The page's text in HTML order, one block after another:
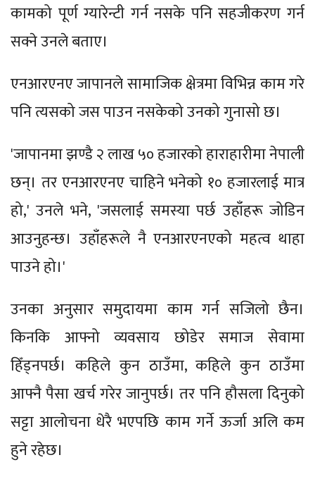
कामको पूर्ण ग्यारेन्टी गर्न नसके पनि सहजीकरण गर्न
सक्ने उनले बताए।
एनआरएनए जापानले सामाजिक क्षेत्रमा विभिन्न काम गरे
पनि त्यसको जस पाउन नसकेको उनको गुनासो छ।
'जापानमा झण्डै २ लाख ५० हजारको हाराहारीमा नेपाली
छन्। तर एनआरएनए चाहिने भनेको १० हजारलाई मात्र
हो,' उनले भने, 'जसलाई समस्या पर्छ उहाँहरू जोडिन
आउनुहन्छ। उहाँहरूले नै एनआरएनएको महत्व थाहा
पाउने हो।'
उनका अनुसार समुदायमा काम गर्न सजिलो छैन।
किनकि आफ्नो व्यवसाय छोडेर समाज सेवामा
हिँड्नपर्छ। कहिले कुन ठाउँमा, कहिले कुन ठाउँमा
आफ्नै पैसा खर्च गरेर जानुपर्छ। तर पनि हौसला दिनुको
सट्टा आलोचना धेरै भएपछि काम गर्ने ऊर्जा अलि कम
हुने रहेछ।